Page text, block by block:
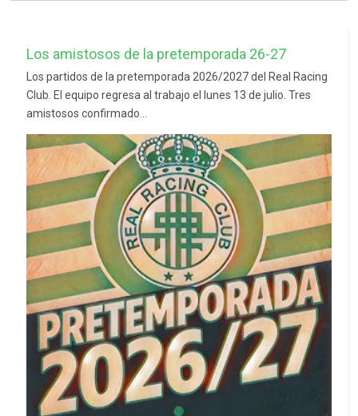
Los amistosos de la pretemporada 26-27
Los partidos de la pretemporada 2026/2027 del Real Racing
Club. El equipo regresa al trabajo el lunes 13 de julio. Tres
amistosos confirmado...